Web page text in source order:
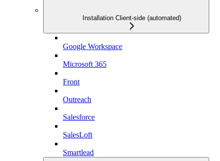
Installation Client-side (automated)
Google Workspace
Microsoft 365
Front
Outreach
Salesforce
SalesLoft
Smartlead